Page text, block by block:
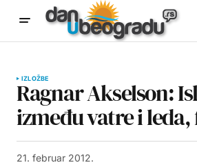
IZLOŽBE
Ragnar Akselson:
između vatre i
21. februar 2012.